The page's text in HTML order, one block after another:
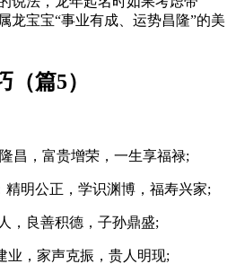
龙宝宝“事业有成、运势昌隆”的美
篇5）
昌，富贵增荣，一生享福禄;
精明公正，学识渊博，福寿兴家;
，良善积德，子孙鼎盛;
业，家声克振，贵人明现;